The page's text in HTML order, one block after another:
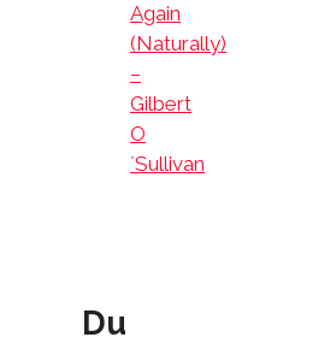
Again
(Naturally)
–
Gilbert
O
´Sullivan
Du